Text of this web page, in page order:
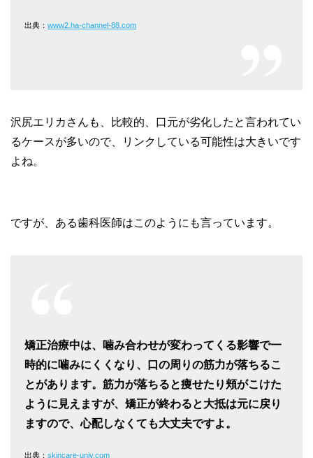
出典： www2.ha-channel-88.com
沢尻エリカさんも、比較的、口元が劣化したと言われてい
るケースが多いので、リンクしている可能性は大きいです
よね。
ですが、ある歯科医師はこのようにも言っています。
矯正治療中は、噛み合わせが変わってくる影響で一
時的に噛みにくくなり、口の周りの筋力が落ちるこ
とがあります。筋力が落ちると痩せたり頬がこけた
ように見えますが、矯正が終わると大抵は元に戻り
ますので、心配しなくても大丈夫ですよ。
出典： skincare-univ.com